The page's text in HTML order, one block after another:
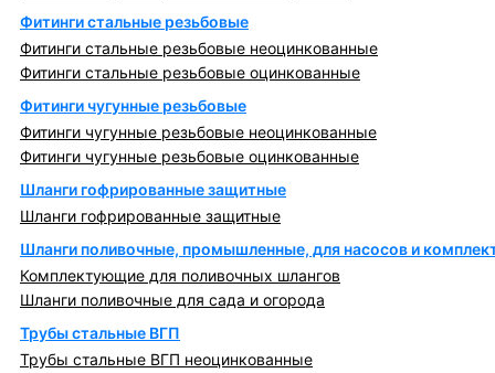
Фитинги стальные резьбовые
Фитинги стальные резьбовые неоцинкованные
Фитинги стальные резьбовые оцинкованные
Фитинги чугунные резьбовые
Фитинги чугунные резьбовые неоцинкованные
Фитинги чугунные резьбовые оцинкованные
Шланги гофрированные защитные
Шланги гофрированные защитные
Шланги поливочные, промышленные, для насосов и
Комплектующие для поливочных шлангов
Шланги поливочные для сада и огорода
Трубы стальные ВГП
Трубы стальные ВГП неоцинкованные